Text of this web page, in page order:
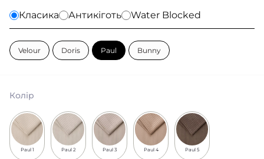
Класика Антикіготь Water Blocked
Velour Doris Paul Bunny
Колір
Paul 1 Paul 2 Paul 3 Paul 4 Paul 5